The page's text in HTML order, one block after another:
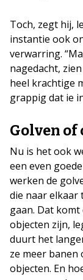
Toch, zegt hij,
instantie ook
verwarring.
nagedacht,
heel krachtige
grappig dat ie
Golven
Nu is het ook
een even
werken de
die naar elkaar
gaan. Dat
objecten zijn,
duurt het
ze meer banen
objecten. En